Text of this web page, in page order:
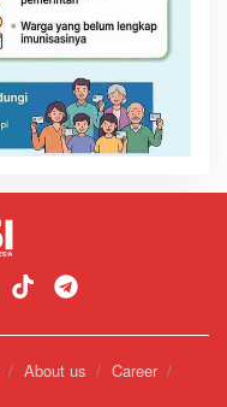
About us
Career